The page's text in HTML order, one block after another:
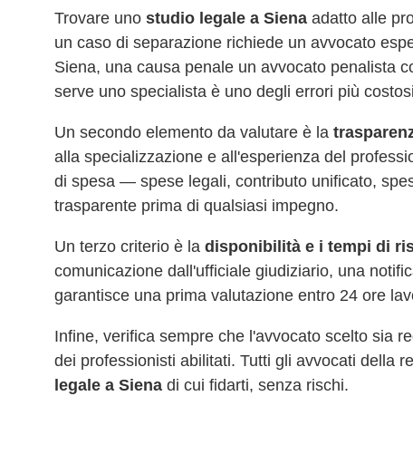
Trovare uno studio legale a Siena adatto alle
un caso di separazione richiede un avvocato
Siena, una causa penale un avvocato penalista
serve uno specialista è uno degli errori più
Un secondo elemento da valutare è la
alla specializzazione e all'esperienza del
di spesa — spese legali, contributo unificato,
trasparente prima di qualsiasi impegno.
Un terzo criterio è la disponibilità e i tempi di
comunicazione dall'ufficiale giudiziario, una
garantisce una prima valutazione entro 24 ore
Infine, verifica sempre che l'avvocato scelto sia
dei professionisti abilitati. Tutti gli avvocati della
legale a Siena di cui fidarti, senza rischi.